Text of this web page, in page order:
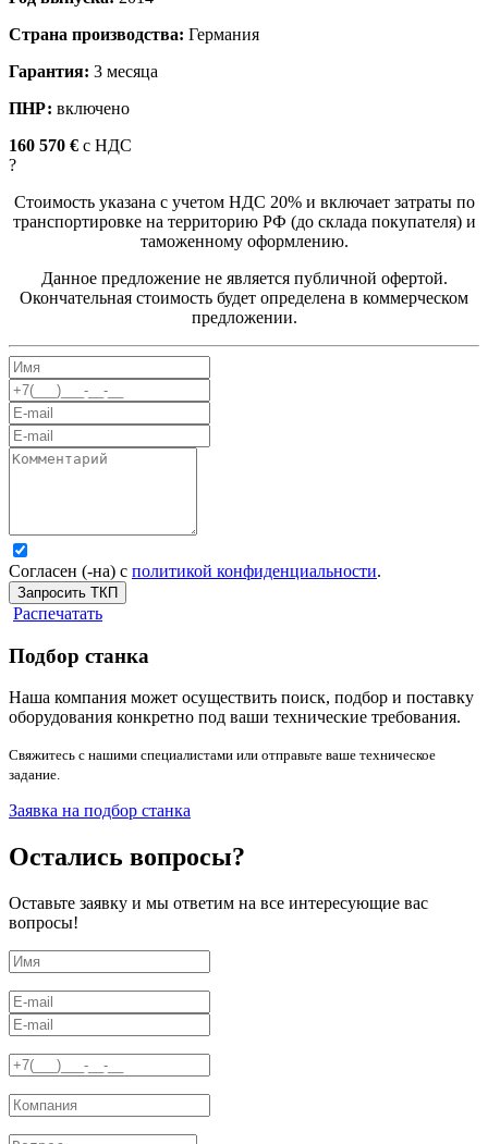
Страна производства: Германия
Гарантия: 3 месяца
ПНР: включено
160 570 € c НДС
?
Стоимость указана с учетом НДС 20% и включает затраты по
транспортировке на территорию РФ (до склада покупателя) и
таможенному оформлению.
Данное предложение не является публичной офертой.
Окончательная стоимость будет определена в коммерческом
предложении.
Согласен (-на) с политикой конфиденциальности.
Запросить ТКП
Распечатать
Подбор станка
Наша компания может осуществить поиск, подбор и поставку
оборудования конкретно под ваши технические требования.
Свяжитесь с нашими специалистами или отправьте ваше техническое
задание.
Заявка на подбор станка
Остались вопросы?
Оставьте заявку и мы ответим на все интересующие вас
вопросы!